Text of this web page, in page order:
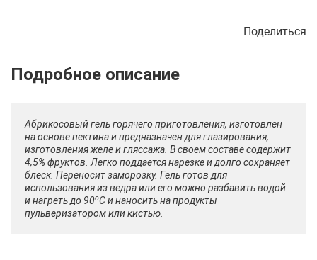
Поделиться
Описание Отзывы Рецепты
Абрикосовый гель горячего приготовления, изготовлен
на основе пектина и предназначен для глазирования,
изготовления желе и гляссажа. В своем составе содержит
4,5% фруктов. Легко поддается нарезке и долго сохраняет
блеск. Переносит заморозку. Гель готов для
использования из ведра или его можно разбавить водой
и нагреть до 90оС и наносить на продукты
пульверизатором или кистью.